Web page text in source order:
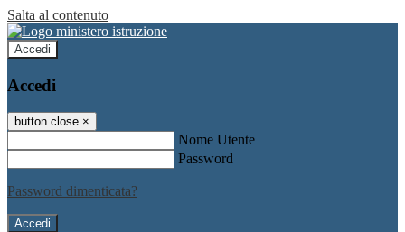
Salta al contenuto
Accedi
Accedi
button close ×
Nome Utente
Password
Password dimenticata?